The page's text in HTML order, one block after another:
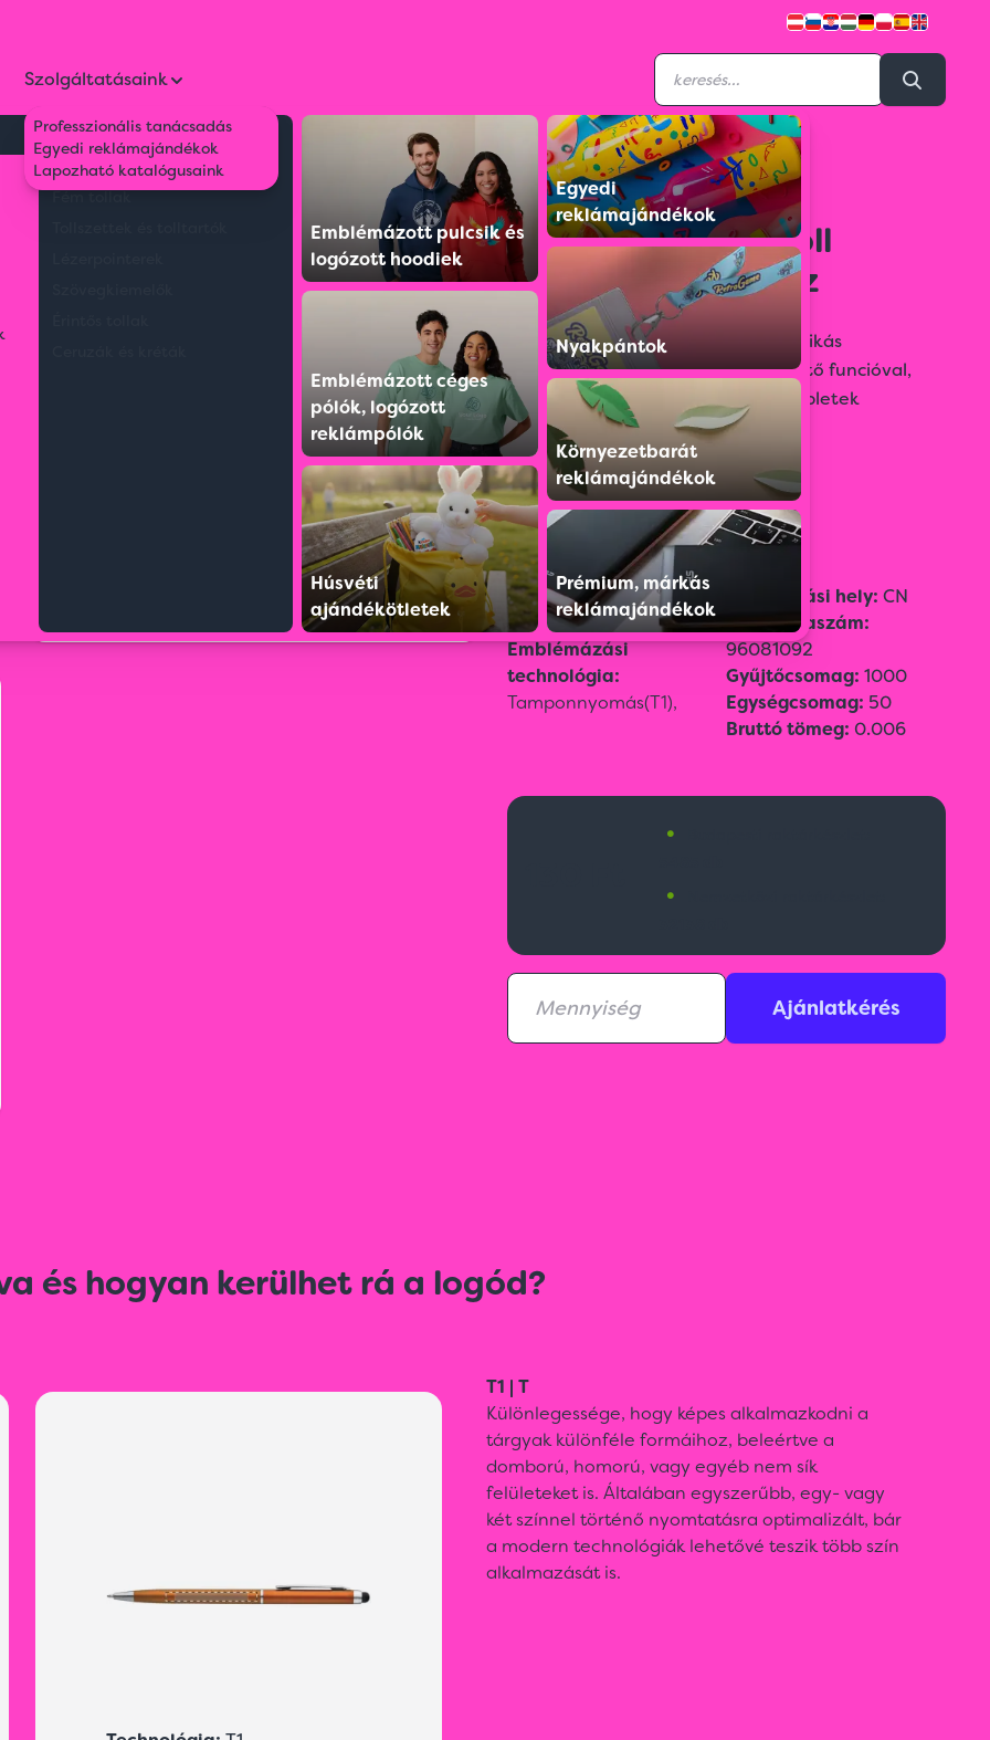
Környezetbarát tollak
Műanyag tollak
Fém tollak
Emblémázott pulcsik és
logózott hoodiek
Emblémázott céges
pólók, logózott
reklámpólók
Húsvéti
ajándékötletek
Egyedi
reklámajándékok
Nyakpántok
Környezetbarát
reklámajándékok
Prémium, márkás
reklámajándékok
Szolgáltatásaink
Professzionális tanácsadás
Egyedi reklámajándékok
Lapozható katalógusaink
1878610
Műanyag golyóstoll
érintőképernyőhöz
Elegáns, műanyag csavaró mechanikás
vékonytestű toll, kék betéttel, érintő funcióval,
mely alkalmas okostelefonok és tabletek
érintőképernyőjéhez is.
Színválaszték:
Szín:Narancssárga
Méret:13,7 × ø 0,7 cm
Emblémázási
technológia:
Tamponnyomás(T1),
Származási hely: CN
Vámtarifaszám:
96081092
Gyűjtőcsomag: 1000
Egységcsomag: 50
Bruttó tömeg: 0.006
•
•
Ajánlatkérés
és hogyan kerülhet rá a logód?
T1 | T
Különlegessége, hogy képes alkalmazkodni a
tárgyak különféle formáihoz, beleértve a
domború, homorú, vagy egyéb nem sík
felületeket is. Általában egyszerűbb, egy- vagy
két színnel történő nyomtatásra optimalizált, bár
a modern technológiák lehetővé teszik több szín
alkalmazását is.